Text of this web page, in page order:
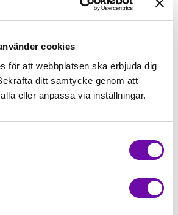
cookies
för att webbplatsen ska erbjuda dig
ditt samtycke genom att
eller anpassa via inställningar.
Tråd matchande +45,00kr
matchande +49,00kr
matchande +70,00kr
Borstad jogging, matchande +75,00kr
Overlocktråd +100,00kr